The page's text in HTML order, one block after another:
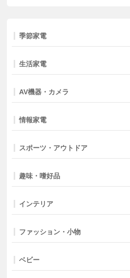
季節家電
生活家電
AV機器・カメラ
情報家電
スポーツ・アウトドア
趣味・嗜好品
インテリア
ファッション・小物
ベビー